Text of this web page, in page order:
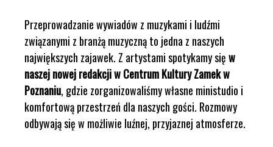
Przeprowadzanie wywiadów z muzykami i ludźmi
związanymi z branżą muzyczną to jedna z naszych
największych zajawek. Z artystami spotykamy sięw
naszej nowej redakcji w Centrum Kultury Zamek w
Poznaniu, gdzie zorganizowaliśmy własne ministudio i
komfortową przestrzeń dla naszych gości. Rozmowy
odbywają się w możliwie luźnej, przyjaznej atmosferze.